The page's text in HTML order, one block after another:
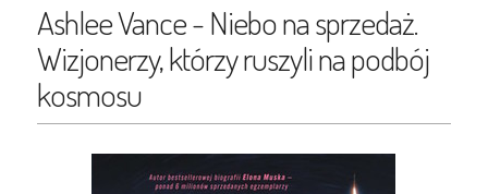
Ashlee Vance - Niebo na sprzedaż.
Wizjonerzy, którzy ruszyli na podbój
kosmosu